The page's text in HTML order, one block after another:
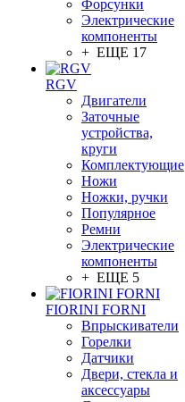
Форсунки
Электрические
компоненты
+ ЕЩЕ 17
RGV
Двигатели
Заточные
устройства,
круги
Комплектующие
Ножи
Ножки, ручки
Популярное
Ремни
Электрические
компоненты
+ ЕЩЕ 5
FIORINI FORNI
Впрыскиватели
Горелки
Датчики
Двери, стекла и
аксессуары